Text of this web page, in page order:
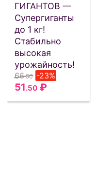
ГИГАНТОВ —
Супергиганты
до 1 кг!
Стабильно
высокая
урожайность!
66.50 -23%
51.50 ₽